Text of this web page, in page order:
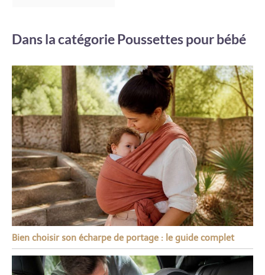
Dans la catégorie Poussettes pour bébé
Bien choisir son écharpe de portage : le guide complet